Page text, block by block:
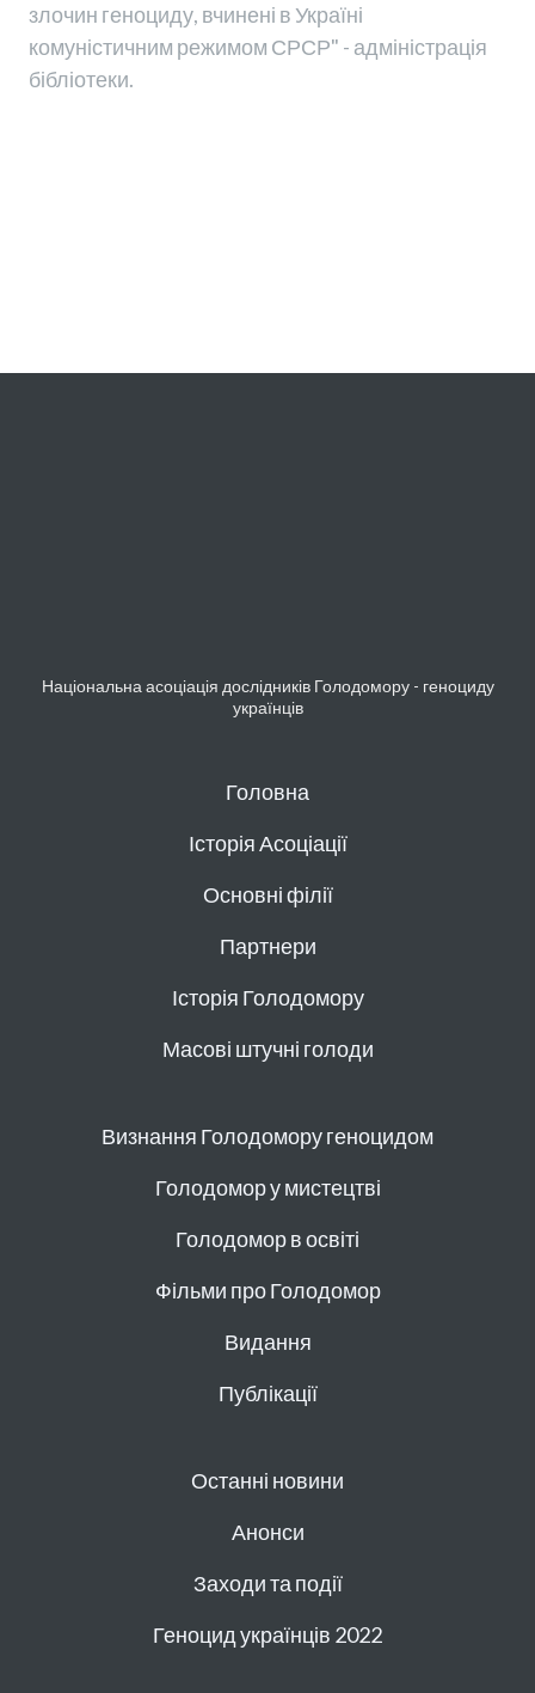
злочин геноциду, вчинені в Україні
комуністичним режимом СРСР" - адміністрація
бібліотеки.
Національна асоціація дослідників Голодомору - геноциду
українців
Головна
Історія Асоціації
Основні філії
Партнери
Історія Голодомору
Масові штучні голоди
Визнання Голодомору геноцидом
Голодомор у мистецтві
Голодомор в освіті
Фільми про Голодомор
Видання
Публікації
Останні новини
Анонси
Заходи та події
Геноцид українців 2022